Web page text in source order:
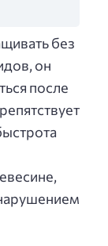
без
он
после